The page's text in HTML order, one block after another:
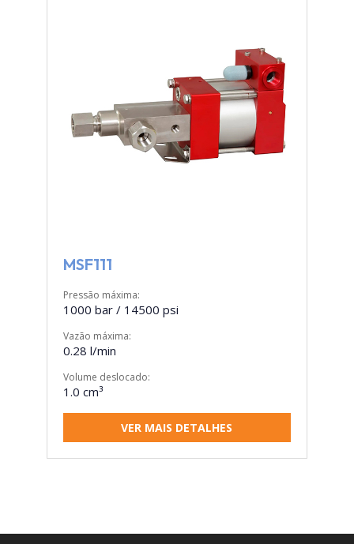
MSF111
Pressão máxima:
1000 bar / 14500 psi
Vazão máxima:
0.28 l/min
Volume deslocado:
1.0 cm³
VER MAIS DETALHES